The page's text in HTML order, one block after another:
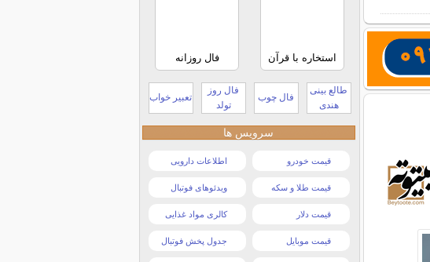
استخاره با قرآن فال روزانه
طالع بینی
هندی
فال چوب
فال روز
تولد
تعبیر خواب
سرویس ها
قیمت خودرو اطلاعات دارویی
قیمت طلا و سکه ویدئوهای فوتبال
قیمت دلار کالری مواد غذایی
قیمت موبایل جدول پخش فوتبال